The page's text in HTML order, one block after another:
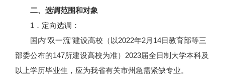
二、选调范围和对象
1．定向选调：
国内“双一流”建设高校（以2022年2月14日教育部等三
部委公布的147所建设高校为准）2023届全日制大学本科及
以上学历毕业生，应为我省有关市州急需紧缺专业。